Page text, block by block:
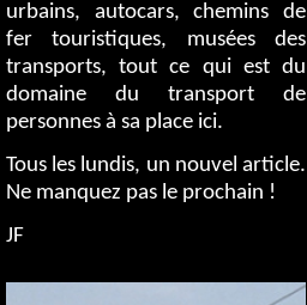
urbains, autocars, chemins de
fer touristiques, musées des
transports, tout ce qui est du
domaine du transport de
personnes à sa place ici.
Tous les lundis, un nouvel article.
Ne manquez pas le prochain !
JF